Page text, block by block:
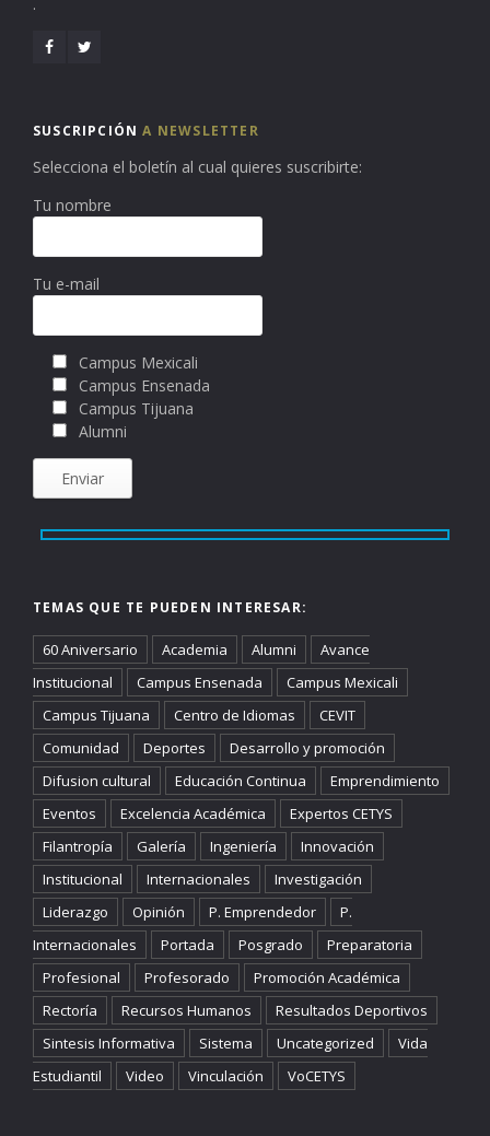
SUSCRIPCIÓNA NEWSLETTER
Selecciona el boletín al cual quieres suscribirte:
Tu nombre
Tu e-mail
Campus Mexicali
Campus Ensenada
Campus Tijuana
Alumni
TEMAS QUE TE PUEDEN INTERESAR:
60 Aniversario Academia Alumni
Avance
Institucional
Campus Ensenada
Campus Mexicali
Campus Tijuana
Centro de Idiomas
CEVIT
Comunidad
Deportes
Desarrollo y promoción
Difusion cultural
Educación Continua
Emprendimiento
Eventos
Excelencia Académica
Expertos CETYS
Filantropía
Galería Ingeniería
Innovación
Institucional
Internacionales
Investigación
Liderazgo
Opinión P. Emprendedor
P.
Internacionales
Portada Posgrado
Preparatoria
Profesional
Profesorado
Promoción Académica
Rectoría
Recursos Humanos
Resultados Deportivos
Sintesis Informativa
Sistema Uncategorized
Vida
Estudiantil
Video Vinculación VoCETYS